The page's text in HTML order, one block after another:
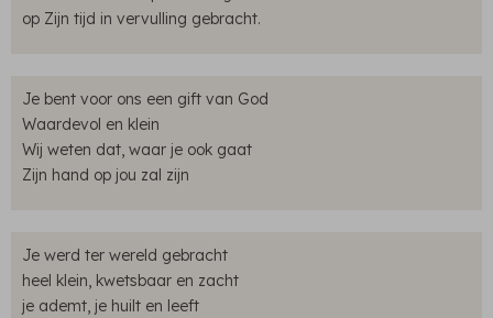
op Zijn tijd in vervulling gebracht.
Je bent voor ons een gift van God
Waardevol en klein
Wij weten dat, waar je ook gaat
Zijn hand op jou zal zijn
Je werd ter wereld gebracht
heel klein, kwetsbaar en zacht
je ademt, je huilt en leeft